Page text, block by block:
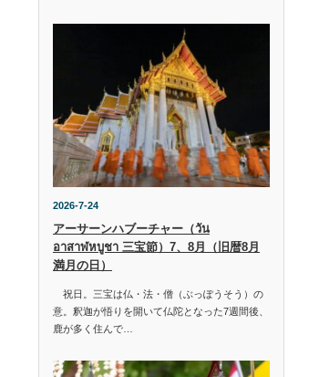
2026-7-24
アーサーンハブーチャー（วัน
อาสาฬหบูชา 三宝節）7、8月（旧暦8月
満月の日）
祝日。三宝は仏・法・僧（ぶっぽうそう）の
意。釈迦が悟りを開いて仏陀となった7週間後、
鹿が多く住んで…